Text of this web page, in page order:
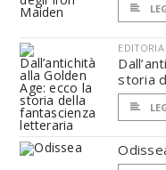
EDITORIA
storia